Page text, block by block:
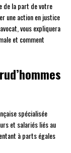
de la part de votre
une action en justice
vous expliquera
et comment
spécialisée
et salariés liés au
à parts égales